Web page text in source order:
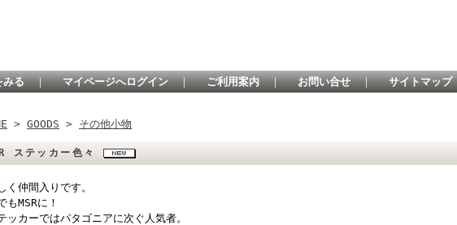
みる ｜ マイページへログイン ｜ ご利用案内 ｜ お問い合せ ｜ サイトマップ
> GOODS > その他小物
ステッカー色々
く仲間入りです。
もMSRに！
ッカーではパタゴニアに次ぐ人気者。